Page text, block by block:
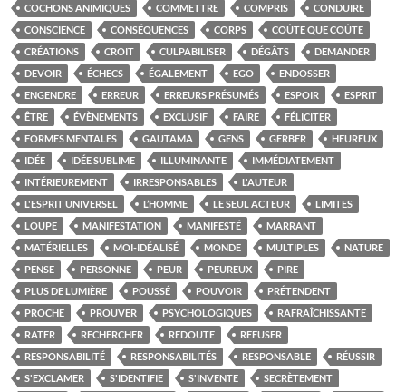
COCHONS ANIMIQUES
COMMETTRE COMPRIS
CONDUIRE
CONSCIENCE
CONSÉQUENCES CORPS
COÛTE QUE COÛTE
CRÉATIONS
CROIT CULPABILISER DÉGÂTS
DEMANDER
DEVOIR
ÉCHECS ÉGALEMENT EGO
ENDOSSER
ENGENDRE
ERREUR ERREURS PRÉSUMÉS ESPOIR
ESPRIT
ÊTRE
ÉVÈNEMENTS EXCLUSIF FAIRE
FÉLICITER
FORMES MENTALES
GAUTAMA GENS GERBER
HEUREUX
IDÉE
IDÉE SUBLIME ILLUMINANTE
IMMÉDIATEMENT
INTÉRIEUREMENT
IRRESPONSABLES
L'AUTEUR
L'ESPRIT UNIVERSEL
L’HOMME LE SEUL ACTEUR
LIMITES
LOUPE
MANIFESTATION MANIFESTÉ
MARRANT
MATÉRIELLES
MOI-IDÉALISÉ MONDE MULTIPLES
NATURE
PENSE
PERSONNE PEUR PEUREUX
PIRE
PLUS DE LUMIÈRE
POUSSÉ POUVOIR
PRÉTENDENT
PROCHE
PROUVER PSYCHOLOGIQUES
RAFRAÎCHISSANTE
RATER
RECHERCHER REDOUTE
REFUSER
RESPONSABILITÉ
RESPONSABILITÉS RESPONSABLE
RÉUSSIR
S'EXCLAMER
S'IDENTIFIE S'INVENTE
SECRÈTEMENT